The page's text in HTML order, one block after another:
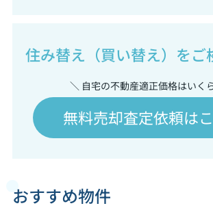
住み替え（買い替え）をご
＼ 自宅の不動産適正価格はいく
無料売却査定依頼は
おすすめ物件